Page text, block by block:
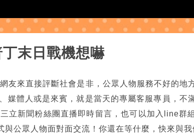
末日戰機想嚇
友來直接評斷社會是非，公眾人物服務不好的地
媒體人或是來賓，就是當天的專屬客服專員，不
立新聞粉絲團直播即時留言，也可以加入line群
公眾人物面對面交流！你還在等什麼，快來與我